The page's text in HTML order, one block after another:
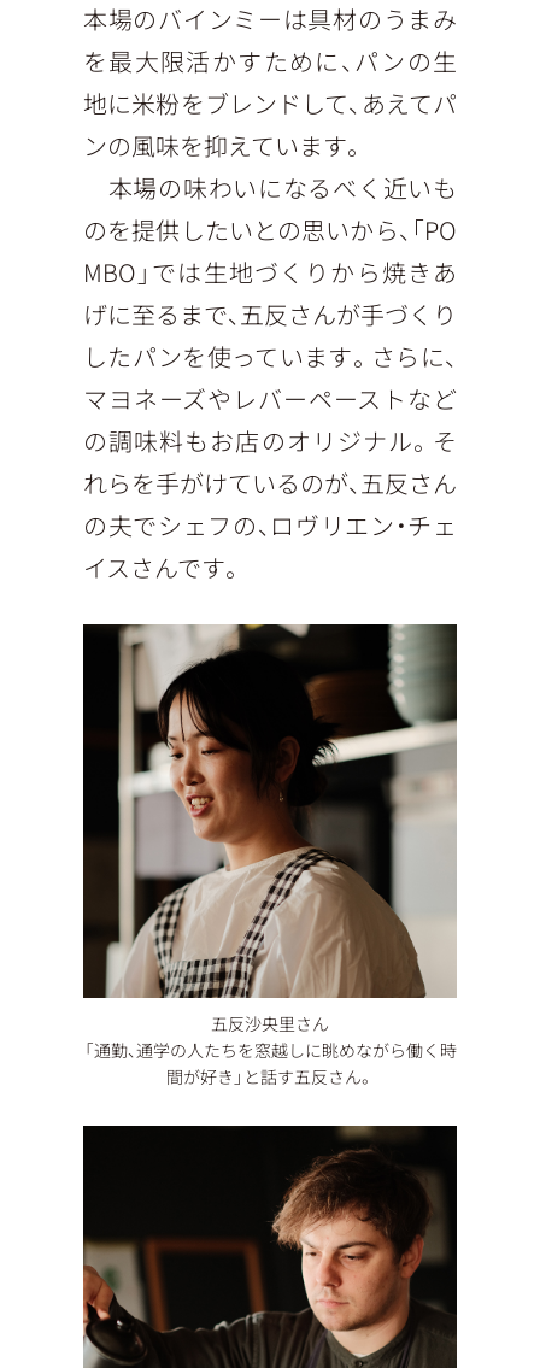
本場のバインミーは具材のうまみ
を最大限活かすために、パンの生
地に米粉をブレンドして、あえてパ
ンの風味を抑えています。
本場の味わいになるべく近いも
のを提供したいとの思いから、「PO
MBO」では生地づくりから焼きあ
げに至るまで、五反さんが手づくり
したパンを使っています。さらに、
マヨネーズやレバーペーストなど
の調味料もお店のオリジナル。そ
れらを手がけているのが、五反さん
の夫でシェフの、ロヴリエン・チェ
イスさんです。
五反沙央里さん
「通勤、通学の人たちを窓越しに眺めながら働く時
間が好き」と話す五反さん。